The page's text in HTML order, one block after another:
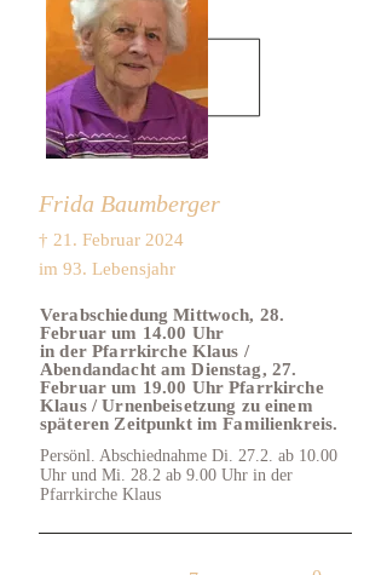
im 93. Lebensjahr
† 21. Februar 2024
Frida Baumberger
Persönl. Abschiednahme Di. 27.2. ab 10.00
Uhr und Mi. 28.2 ab 9.00 Uhr in der
Pfarrkirche Klaus
Verabschiedung Mittwoch, 28.
Februar um 14.00 Uhr
in der Pfarrkirche Klaus /
Abendandacht am Dienstag, 27.
Februar um 19.00 Uhr Pfarrkirche
Klaus / Urnenbeisetzung zu einem
späteren Zeitpunkt im Familienkreis.